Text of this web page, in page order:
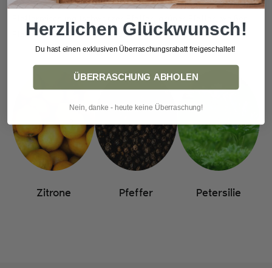
Pfeffer) (43%), Zitronenschalen (40%), Kurkuma, Petersilie
Zitrone Pfeffer Petersilie
Herzlichen Glückwunsch!
Du hast einen exklusiven Überraschungsrabatt freigeschaltet!
ÜBERRASCHUNG ABHOLEN
Nein, danke - heute keine Überraschung!